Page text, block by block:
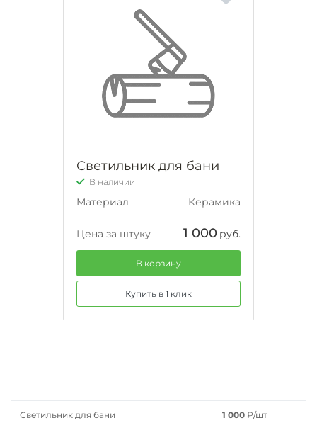
Светильник для бани
В наличии
Материал Керамика
Цена за штуку 1 000 руб.
В корзину
Купить в 1 клик
Светильник для бани 1 000 ₽/шт